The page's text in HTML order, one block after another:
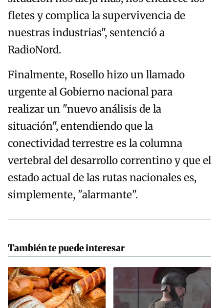
fletes y complica la supervivencia de
nuestras industrias", sentenció a
RadioNord.
Finalmente, Rosello hizo un llamado
urgente al Gobierno nacional para
realizar un "nuevo análisis de la
situación", entendiendo que la
conectividad terrestre es la columna
vertebral del desarrollo correntino y que el
estado actual de las rutas nacionales es,
simplemente, "alarmante".
También te puede interesar